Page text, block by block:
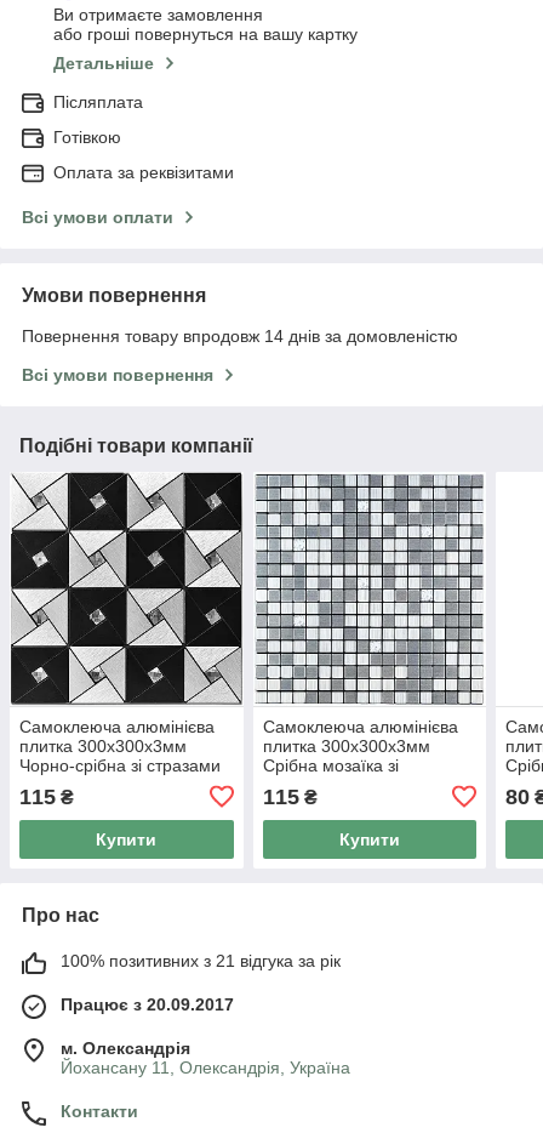
Ви отримаєте замовлення
або гроші повернуться на вашу картку
Детальніше
Післяплата
Готівкою
Оплата за реквізитами
Всі умови оплати
Умови повернення
Повернення товару впродовж 14 днів за домовленістю
Всі умови повернення
Подібні товари компанії
Самоклеюча алюмінієва
плитка 300х300х3мм
Чорно-срібна зі стразами
115 ₴
Купити
Самоклеюча алюмінієва
плитка 300х300х3мм
Срібна мозаїка зі
(D)
115₴
Купити
80
Про нас
100% позитивних з 21 відгука за рік
Працює з 20.09.2017
м. Олександрія
Йохансану 11, Олександрія, Україна
Контакти